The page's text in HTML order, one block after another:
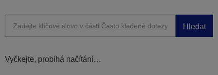
Hledat
Vyčkejte, probíhá načítání…